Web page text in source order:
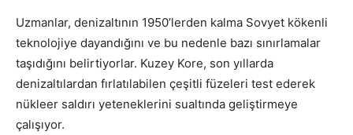
Uzmanlar, denizaltının 1950’lerden kalma Sovyet kökenli
teknolojiye dayandığını ve bu nedenle bazı sınırlamalar
taşıdığını belirtiyorlar. Kuzey Kore, son yıllarda
denizaltılardan fırlatılabilen çeşitli füzeleri test ederek
nükleer saldırı yeteneklerini sualtında geliştirmeye
çalışıyor.